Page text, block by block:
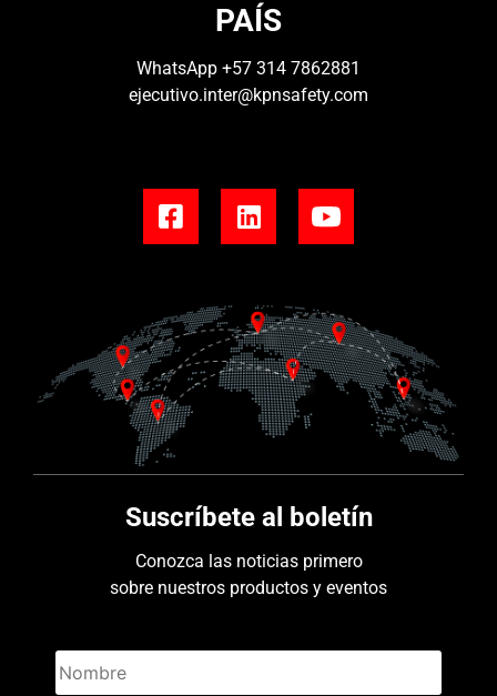
PAÍS
WhatsApp +57 314 7862881
ejecutivo.inter@kpnsafety.com
Suscríbete al boletín
Conozca las noticias primero
sobre nuestros productos y eventos